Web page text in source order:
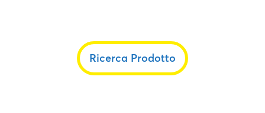
Ricerca Prodotto